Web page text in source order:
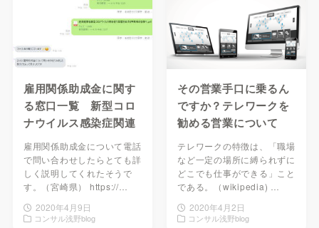
雇用関係助成金に関す
る窓口一覧 新型コロ
ナウイルス感染症関連
雇用関係助成金について電話
で問い合わせしたらとても詳
しく説明してくれたそうで
す。（宮崎県） https://…
2020年4月9日
コンサル浅野blog
その営業手口に乗るん
ですか？テレワークを
勧める営業について
テレワークの特徴は、「職場
など一定の場所に縛られずに
どこでも仕事ができる」こと
である。（wikipedia) …
2020年4月2日
コンサル浅野blog